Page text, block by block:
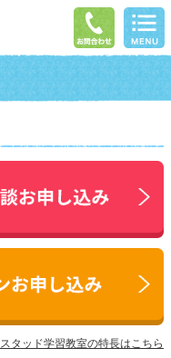
スタッド学習教室の特長はこちら